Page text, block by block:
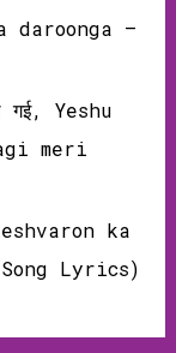
daroonga –
गई, Yeshu
meri
ka
Lyrics)